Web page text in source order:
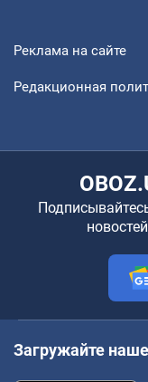
Реклама на сайте
Редакционная
Загружайте